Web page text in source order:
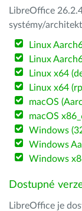
LibreOffice
systémy/
Linux
Linux
Linux x64
Linux x64
macOS
macOS
Windows
Windows
Windows
Dostupné
LibreOffice je